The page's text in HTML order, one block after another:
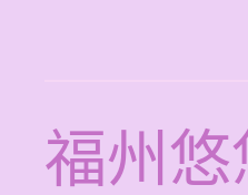
福州